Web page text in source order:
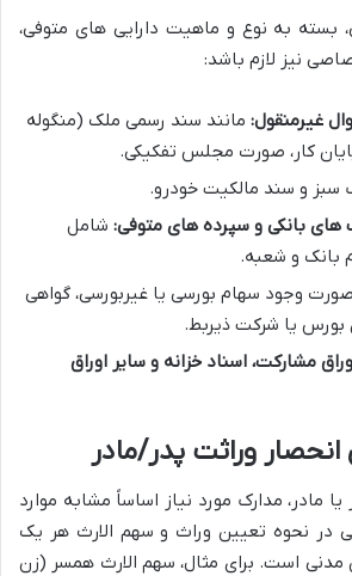
بسته به نوع و ماهیت دارایی های متوفی،
نیز لازم باشد:
غیرمنقول: مانند سند رسمی ملک (منگوله
کار، صورت مجلس تفکیکی.
سبز و سند مالکیت خودرو.
بانکی و سپرده های متوفی: شامل
بانک و شعبه.
وجود سهام بورسی یا غیربورسی، گواهی
بورس یا شرکت ذیربط.
مشارکت، اسناد خزانه و سایر اوراق
انحصار وراثت پدر/مادر
مادر، مدارک مورد نیاز اساساً مشابه موارد
در نحوه تعیین وراث و سهم الارث هر یک
است. برای مثال، سهم الارث همسر (زن